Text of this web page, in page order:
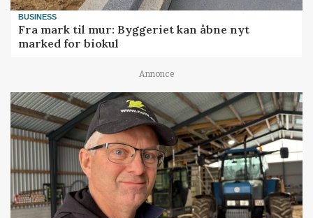
BUSINESS
Fra mark til mur: Byggeriet kan åbne nyt
marked for biokul
Annonce